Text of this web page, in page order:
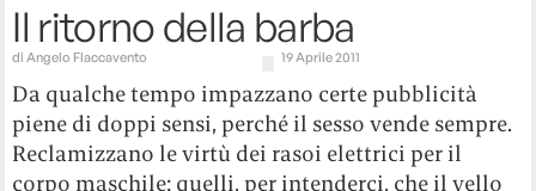
Il ritorno della barba
diAngelo Flaccavento 19 Aprile 2011
Da qualche tempo impazzano certe pubblicità
piene di doppi sensi, perché il sesso vende sempre.
Reclamizzano le virtù dei rasoi elettrici per il
corpo maschile: quelli, per intenderci, che il vello